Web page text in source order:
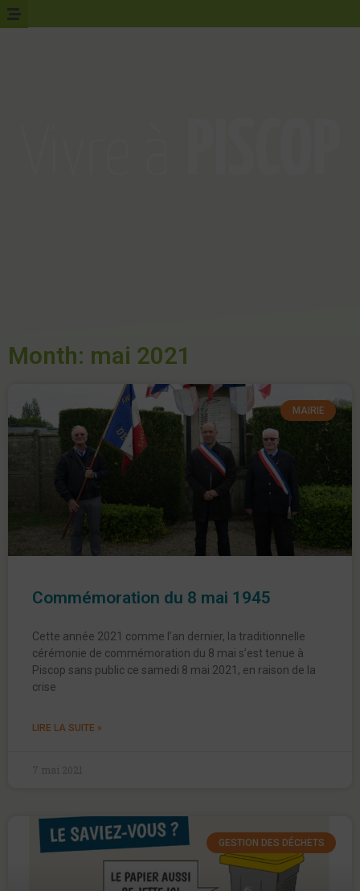
Month: mai 2021
MAIRIE
Commémoration du 8 mai 1945
Cette année 2021 comme l’an dernier, la traditionnelle
cérémonie de commémoration du 8 mai s’est tenue à
Piscop sans public ce samedi 8 mai 2021, en raison de la
crise
LIRE LA SUITE »
7 mai 2021
GESTION DES DÉCHETS